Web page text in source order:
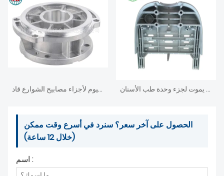
قالب صب القالب من الألومنيوم لأجزاء مصابيح الشوارع قاد يموت الصب الألومنيوم يموت لجزء وحدة طب الأسنان
الحصول على آخر سعر؟ سنرد في أسرع وقت ممكن
(خلال 12 ساعة)
اسم :